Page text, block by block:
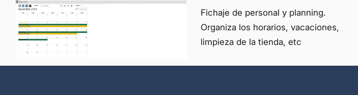
Fichaje de personal y planning.
Organiza los horarios, vacaciones,
limpieza de la tienda, etc